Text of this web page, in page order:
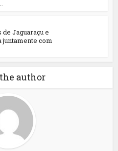
Jaguaraçu e
com
author